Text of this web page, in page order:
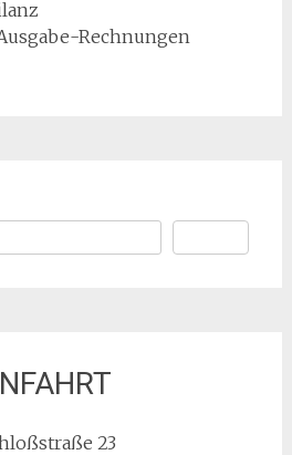
Rechnungen
23